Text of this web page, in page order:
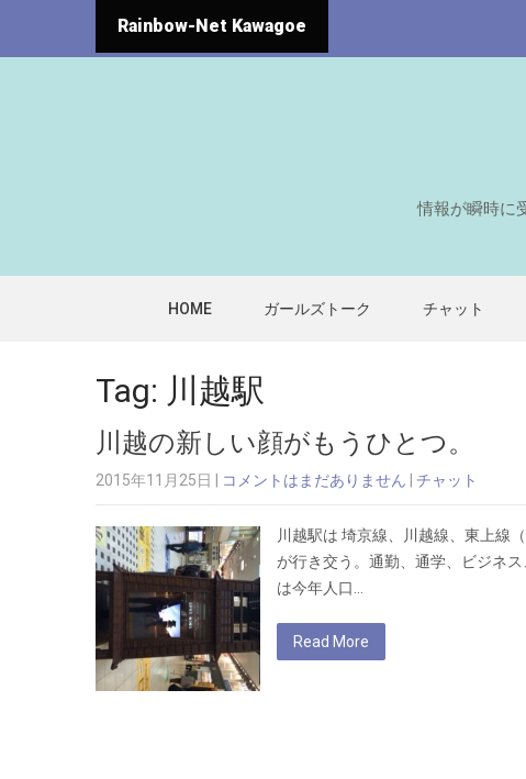
Rainbow-Net Kawagoe
情報が瞬時に
HOME ガールズトーク チャット
Tag: 川越駅
川越の新しい顔がもうひとつ。
2015年11月25日 コメントはまだありません チャット
川越駅は 埼京線、川越線、東上線
が行き交う。通勤、通学、ビジネ
は今年人口…
Read More